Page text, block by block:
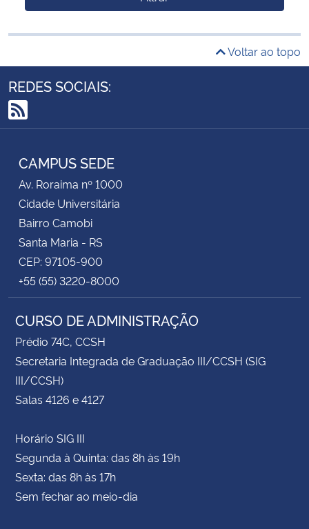
Voltar ao topo
REDES SOCIAIS:
RSS
CAMPUS SEDE
Av. Roraima nº 1000
Cidade Universitária
Bairro Camobi
Santa Maria - RS
CEP: 97105-900
+55 (55) 3220-8000
CURSO DE ADMINISTRAÇÃO
Prédio 74C, CCSH
Secretaria Integrada de Graduação III/CCSH (SIG
III/CCSH)
Salas 4126 e 4127
Horário SIG III
Segunda à Quinta: das 8h às 19h
Sexta: das 8h às 17h
Sem fechar ao meio-dia